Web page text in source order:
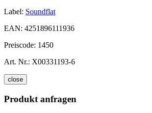
Label: Soundflat
EAN: 4251896111936
Preiscode: 1450
Art. Nr.: X00331193-6
close
Produkt anfragen